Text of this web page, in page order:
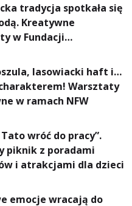
tradycja spotkała się
Kreatywne
w Fundacji
lasowiacki haft i…
Warsztaty
w ramach NFW
wróć do pracy”.
piknik z poradami
i atrakcjami dla dzieci
emocje wracają do